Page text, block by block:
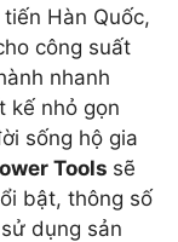
Hàn Quốc,
công suất
nhanh
kế nhỏ gọn
sống hộ gia
Tools sẽ
bật, thông số
dụng sản